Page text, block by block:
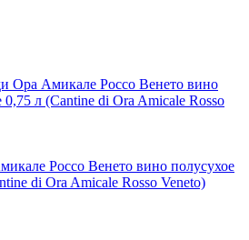
Россо Венето вино полусухое
di Ora Amicale Rosso Veneto)